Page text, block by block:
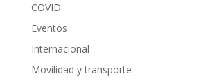
COVID
Eventos
Internacional
Movilidad y transporte